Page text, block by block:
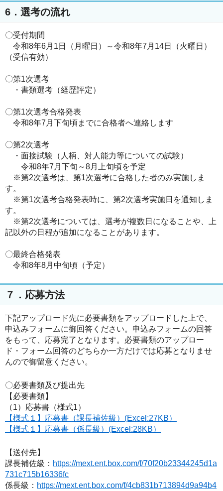
6．選考の流れ
〇受付期間
令和8年6月1日（月曜日）～令和8年7月14日（火曜日）
（受信有効）
〇第1次選考
・書類選考（経歴評定）
〇第1次選考合格発表
令和8年7月下旬頃までに合格者へ連絡します
〇第2次選考
・面接試験（人柄、対人能力等についての試験）
令和8年7月下旬～8月上旬頃を予定
※第2次選考は、第1次選考に合格した者のみ実施しま
す。
※第1次選考合格発表時に、第2次選考実施日を通知しま
す。
※第2次選考については、選考が複数日になることや、上
記以外の日程が追加になることがあります。
〇最終合格発表
令和8年8月中旬頃（予定）
７．応募方法
下記アップロード先に必要書類をアップロードした上で、
申込みフォームに御回答ください。申込みフォームの回答
をもって、応募完了となります。必要書類のアップロー
ド・フォーム回答のどちらか一方だけでは応募となりませ
んので御留意ください。
〇必要書類及び提出先
【必要書類】
（1）応募書（様式1）
【様式１】応募書（課長補佐級）(Excel:27KB）
【様式１】応募書（係長級）(Excel:28KB）
【送付先】
課長補佐級： https://mext.ent.box.com/f/70f20b23344245d1a
731c715b16336fc
係長級： https://mext.ent.box.com/f/4cb831b713894d9a94b4